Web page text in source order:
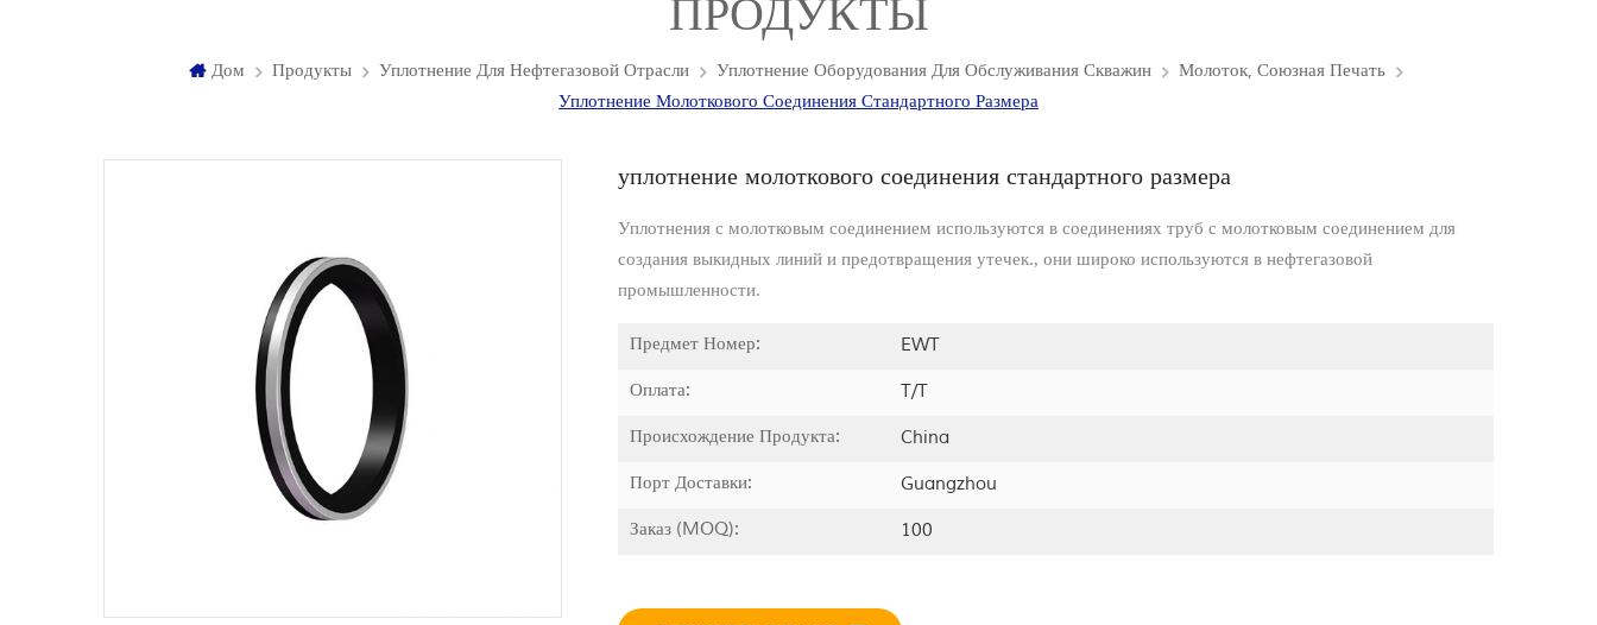
ПРОДУКТЫ
Дом Продукты Уплотнение Для Нефтегазовой Отрасли Уплотнение Оборудования Для Обслуживания Скважин
Молоток, Союзная Печать
Уплотнение Молоткового Соединения Стандартного Размера
уплотнение молоткового соединения стандартного размера
Уплотнения с молотковым соединением используются в соединениях труб с молотковым соединением для
создания выкидных линий и предотвращения утечек., они широко используются в нефтегазовой
промышленности.
Предмет Номер:
EWT
Оплата:
T/T
Происхождение Продукта:
China
Порт Доставки:
Guangzhou
Заказ (MOQ):
100